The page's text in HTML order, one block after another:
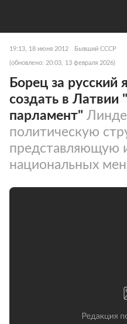
19:13, 18 июня 2012 Бывший СССР
(обновлено: 20:03, 13 февраля 2026)
Борец за
создать в Латвии
парламент"
политическую
представляющую
национальных